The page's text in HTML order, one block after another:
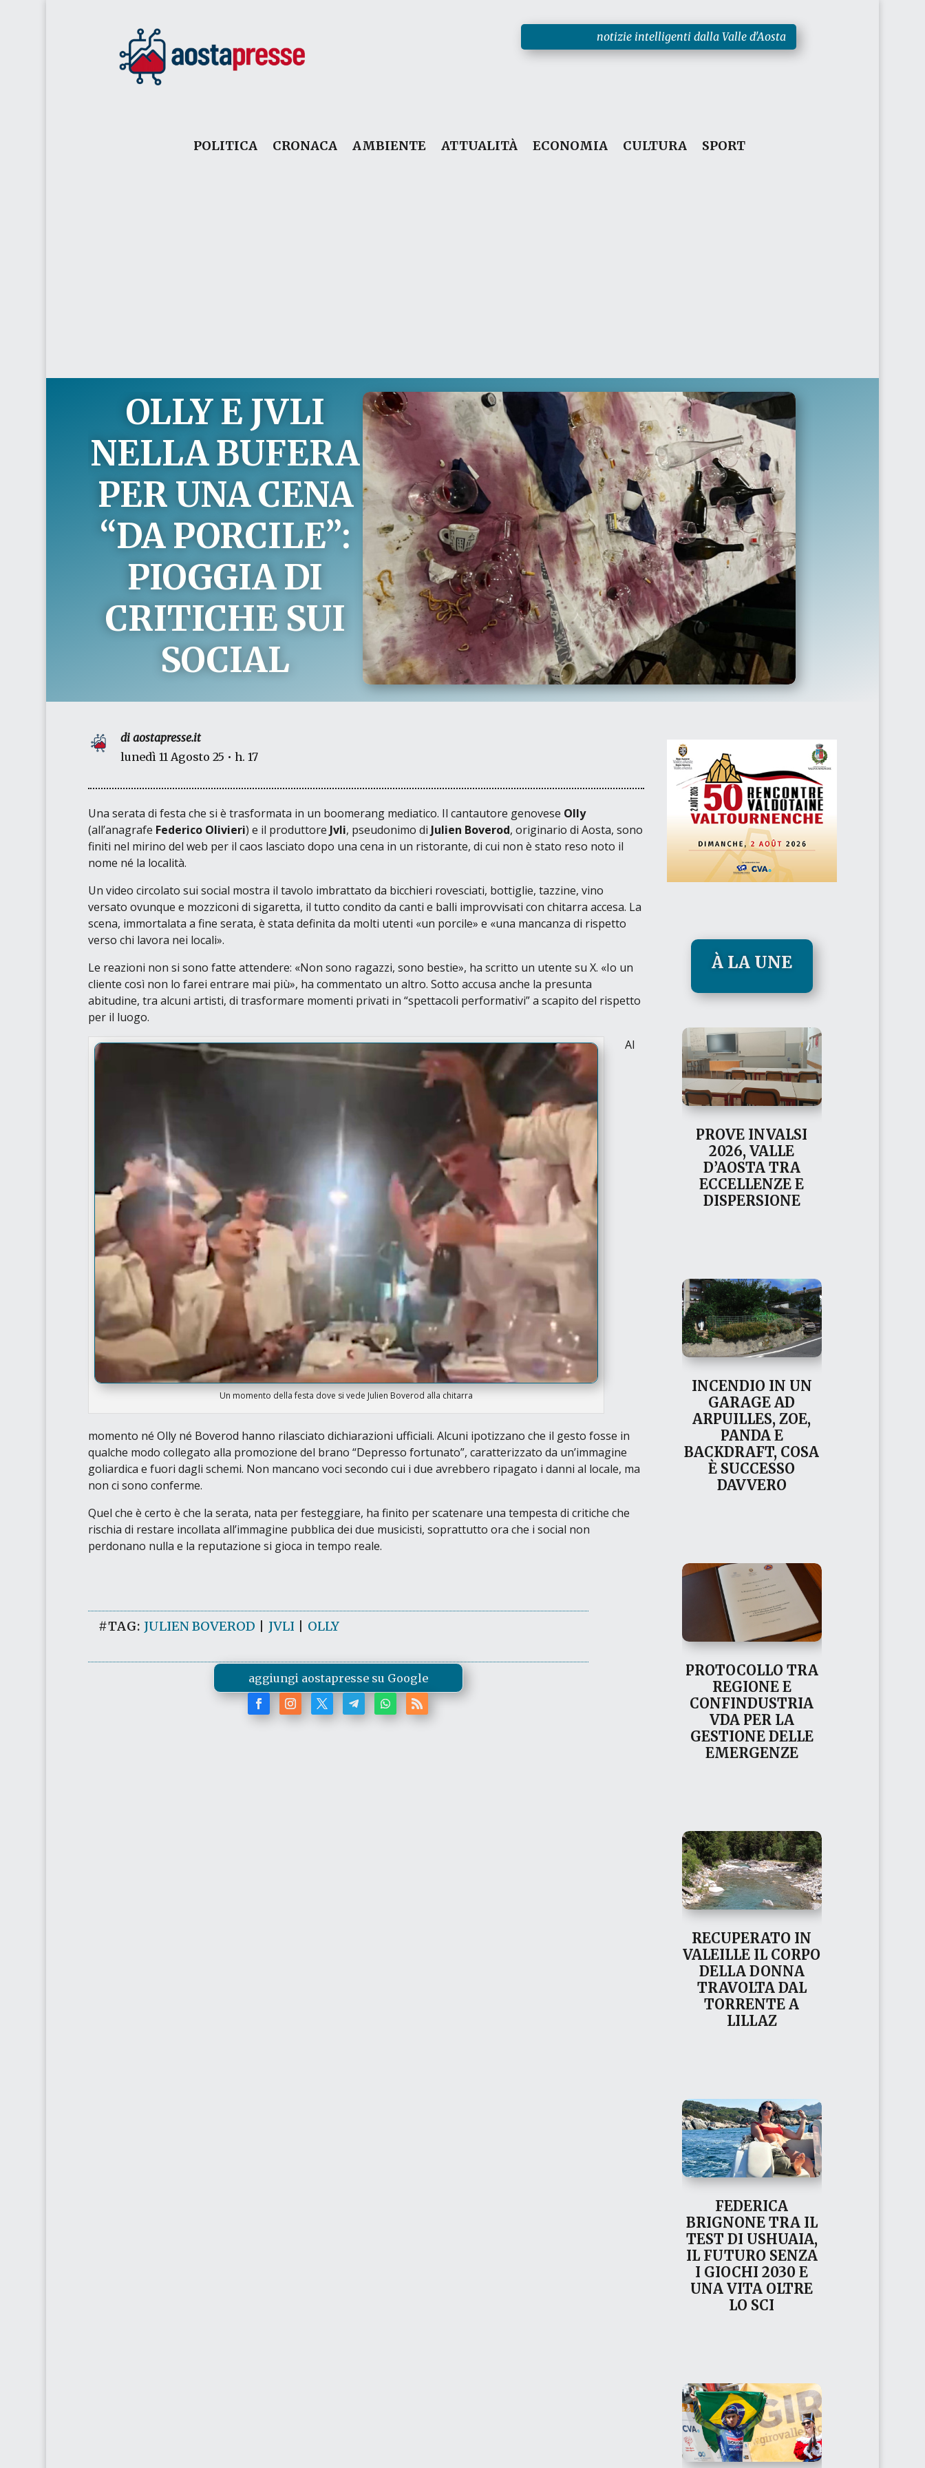
notizie intelligenti dalla Valle d'Aosta
POLITICA CRONACA AMBIENTE ATTUALITÀ ECONOMIA CULTURA SPORT
OLLY E JVLI
NELLA BUFERA
PER UNA CENA
“DA PORCILE”:
PIOGGIA DI
CRITICHE SUI
SOCIAL
di aostapresse.it
lunedì 11 Agosto 25 • h. 17
Una serata di festa che si è trasformata in un boomerang mediatico. Il cantautore genovese Olly
(all’anagrafe Federico Olivieri) e il produttore Jvli, pseudonimo di Julien Boverod, originario di Aosta, sono
finiti nel mirino del web per il caos lasciato dopo una cena in un ristorante, di cui non è stato reso noto il
nome né la località.
Un video circolato sui social mostra il tavolo imbrattato da bicchieri rovesciati, bottiglie, tazzine, vino
versato ovunque e mozziconi di sigaretta, il tutto condito da canti e balli improvvisati con chitarra accesa. La
scena, immortalata a fine serata, è stata definita da molti utenti «un porcile» e «una mancanza di rispetto
verso chi lavora nei locali».
Le reazioni non si sono fatte attendere: «Non sono ragazzi, sono bestie», ha scritto un utente su X. «Io un
cliente così non lo farei entrare mai più», ha commentato un altro. Sotto accusa anche la presunta
abitudine, tra alcuni artisti, di trasformare momenti privati in “spettacoli performativi”a scapito del rispetto
per il luogo.
Un momento della festa dove si vede Julien Boverod alla chitarra
Al
momento né Olly né Boverod hanno rilasciato dichiarazioni ufficiali. Alcuni ipotizzano che il gesto fosse in
qualche modo collegato alla promozione del brano “Depresso fortunato”, caratterizzato da un’immagine
goliardica e fuori dagli schemi. Non mancano voci secondo cui i due avrebbero ripagato i danni al locale, ma
non ci sono conferme.
Quel che è certo è che la serata, nata per festeggiare, ha finito per scatenare una tempesta di critiche che
rischia di restare incollata all’immagine pubblica dei due musicisti, soprattutto ora che i social non
perdonano nulla e la reputazione si gioca in tempo reale.
#TAG: JULIEN BOVEROD JVLI OLLY
aggiungi aostapresse su Google
À LA UNE
PROVE INVALSI
2026, VALLE
D’AOSTA TRA
ECCELLENZE E
DISPERSIONE
INCENDIO IN UN
GARAGE AD
ARPUILLES, ZOE,
PANDA E
BACKDRAFT, COSA
È SUCCESSO
DAVVERO
PROTOCOLLO TRA
REGIONE E
CONFINDUSTRIA
VDA PER LA
GESTIONE DELLE
EMERGENZE
RECUPERATO IN
VALEILLE IL CORPO
DELLA DONNA
TRAVOLTA DAL
TORRENTE A
LILLAZ
FEDERICA
BRIGNONE TRA IL
TEST DI USHUAIA,
IL FUTURO SENZA
I GIOCHI 2030 E
UNA VITA OLTRE
LO SCI